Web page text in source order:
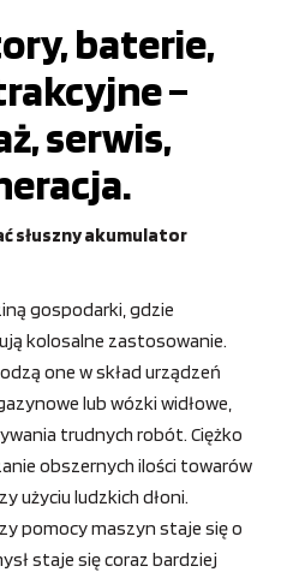
baterie,
–
serwis,
słuszny akumulator
gospodarki, gdzie
kolosalne zastosowanie.
one w skład urządzeń
lub wózki widłowe,
trudnych robót. Ciężko
obszernych ilości towarów
użyciu ludzkich dłoni.
pomocy maszyn staje się o
staje się coraz bardziej